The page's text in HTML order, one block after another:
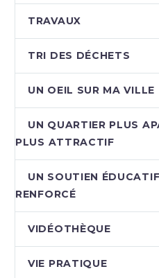
TRAVAUX
TRI DES DÉCHETS
UN OEIL SUR MA VILLE
UN QUARTIER PLUS
PLUS ATTRACTIF
UN SOUTIEN
RENFORCÉ
VIDÉOTHÈQUE
VIE PRATIQUE